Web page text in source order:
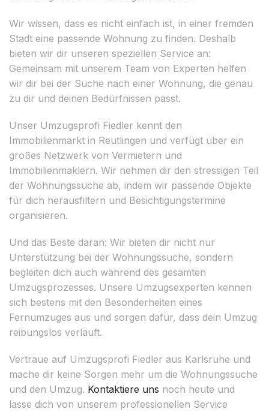
Wir wissen, dass es nicht einfach ist, in einer fremden
Stadt eine passende Wohnung zu finden. Deshalb
bieten wir dir unseren speziellen Service an:
Gemeinsam mit unserem Team von Experten helfen
wir dir bei der Suche nach einer Wohnung, die genau
zu dir und deinen Bedürfnissen passt.
Unser Umzugsprofi Fiedler kennt den
Immobilienmarkt in Reutlingen und verfügt über ein
großes Netzwerk von Vermietern und
Immobilienmaklern. Wir nehmen dir den stressigen Teil
der Wohnungssuche ab, indem wir passende Objekte
für dich herausfiltern und Besichtigungstermine
organisieren.
Und das Beste daran: Wir bieten dir nicht nur
Unterstützung bei der Wohnungssuche, sondern
begleiten dich auch während des gesamten
Umzugsprozesses. Unsere Umzugsexperten kennen
sich bestens mit den Besonderheiten eines
Fernumzuges aus und sorgen dafür, dass dein Umzug
reibungslos verläuft.
Vertraue auf Umzugsprofi Fiedler aus Karlsruhe und
mache dir keine Sorgen mehr um die Wohnungssuche
und den Umzug. Kontaktiere uns noch heute und
lasse dich von unserem professionellen Service